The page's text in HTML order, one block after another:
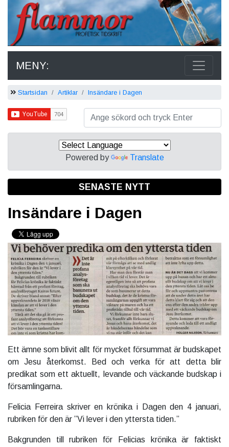
MENY:
Startsidan Artiklar Insändare i Dagen
Powered by Translate
SENASTE NYTT
Insändare i Dagen
Ett ämne som blivit allt för mycket försummat är budskapet
om Jesu återkomst. Bed och verka för att detta blir
predikat som ett aktuellt, levande och väckande budskap i
församlingarna.
Felicia Ferreira skriver en krönika i Dagen den 4 januari,
rubriken för den är ”Vi lever i den yttersta tiden.”
Bakgrunden till rubriken för Felicias krönika är faktiskt